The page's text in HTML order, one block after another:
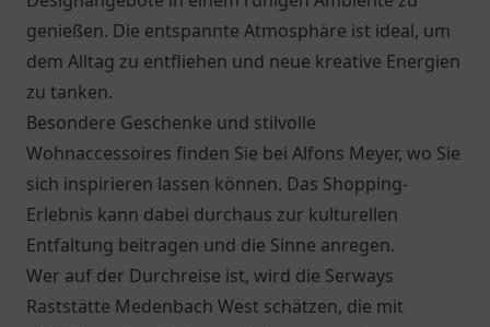
genießen. Die entspannte Atmosphäre ist ideal, um
dem Alltag zu entfliehen und neue kreative Energien
zu tanken.
Besondere Geschenke und stilvolle
Wohnaccessoires finden Sie bei Alfons Meyer, wo Sie
sich inspirieren lassen können. Das Shopping-
Erlebnis kann dabei durchaus zur kulturellen
Entfaltung beitragen und die Sinne anregen.
Wer auf der Durchreise ist, wird die Serways
Raststätte Medenbach West schätzen, die mit